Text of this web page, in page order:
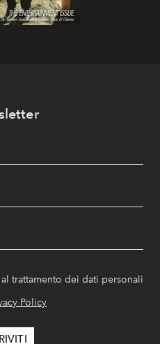
trattamento dei dati personali
Policy